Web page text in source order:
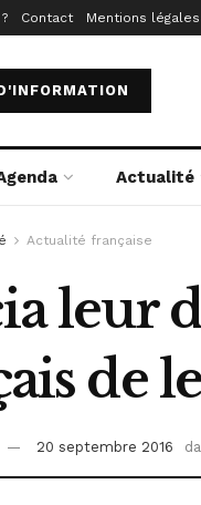
Contact Mentions légales
Actualité
Actualité française
leur
de
20 septembre 2016